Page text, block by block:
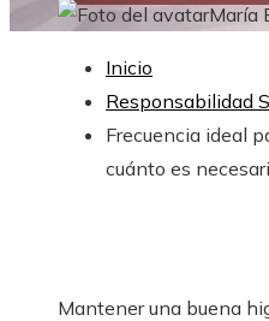
María
Inicio
Responsabilidad
Frecuencia ideal
cuánto es
Mantener una buena